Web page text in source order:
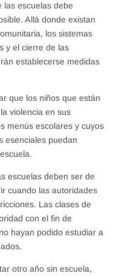
las escuelas debe
Allá donde existan
los sistemas
y el cierre de las
establecerse medidas
que los niños que están
violencia en sus
menús escolares y cuyos
esenciales puedan
escuelas deben ser de
cuando las autoridades
Las clases de
con el fin de
hayan podido estudiar a
otro año sin escuela,